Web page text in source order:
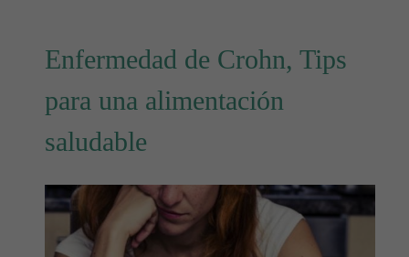
Enfermedad de Crohn, Tips
para una alimentación
saludable